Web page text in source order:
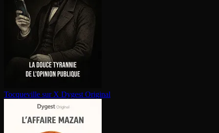
Tocqueville sur X Dygest Original